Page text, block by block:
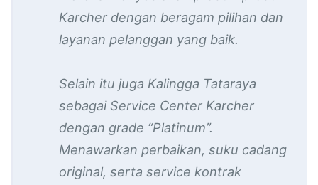
Karcher dengan beragam pilihan dan
layanan pelanggan yang baik.
Selain itu juga Kalingga Tataraya
sebagai Service Center Karcher
dengan grade “Platinum”.
Menawarkan perbaikan, suku cadang
original, serta service kontrak